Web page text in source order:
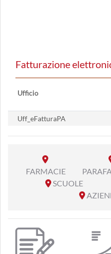
Fatturazione
Ufficio
Uff_eFatturaPA
FARMACIE
SCUOLE